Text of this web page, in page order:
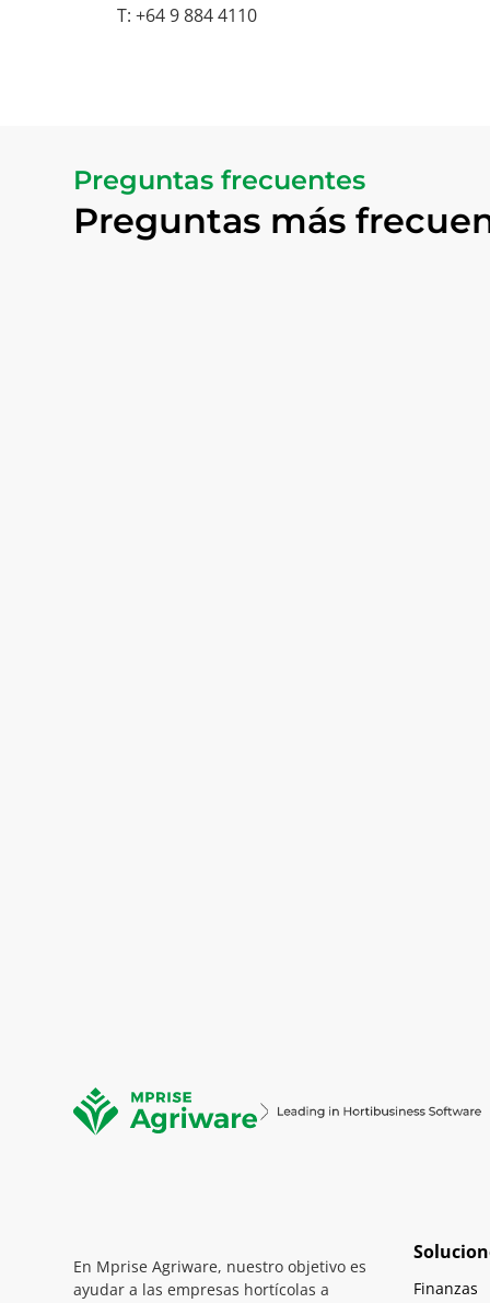
T: +64 9 884 4110
Preguntas frecuentes
Preguntas más
En Mprise Agriware, nuestro objetivo es
ayudar a las empresas hortícolas a
Finanzas